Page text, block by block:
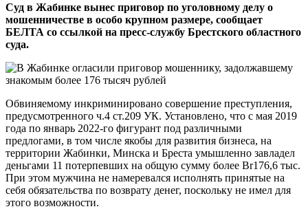
Суд в Жабинке вынес приговор по уголовному делу о
мошенничестве в особо крупном размере, сообщает
БЕЛТА со ссылкой на пресс-службу Брестского областного
суда.
Обвиняемому инкриминировано совершение преступления,
предусмотренного ч.4 ст.209 УК. Установлено, что с мая 2019
года по январь 2022-го фигурант под различными
предлогами, в том числе якобы для развития бизнеса, на
территории Жабинки, Минска и Бреста умышленно завладел
деньгами 11 потерпевших на общую сумму более Br176,6 тыс.
При этом мужчина не намеревался исполнять принятые на
себя обязательства по возврату денег, поскольку не имел для
этого возможности.